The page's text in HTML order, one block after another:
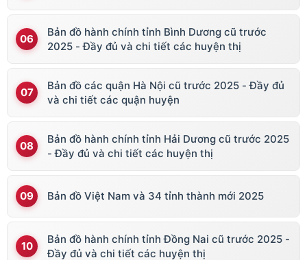
Bản đồ hành chính tỉnh Bình Dương cũ trước
2025 - Đầy đủ và chi tiết các huyện thị
Bản đồ các quận Hà Nội cũ trước 2025 - Đầy đủ
và chi tiết các quận huyện
Bản đồ hành chính tỉnh Hải Dương cũ trước 2025
- Đầy đủ và chi tiết các huyện thị
Bản đồ Việt Nam và 34 tỉnh thành mới 2025
Bản đồ hành chính tỉnh Đồng Nai cũ trước 2025 -
Đầy đủ và chi tiết các huyện thị